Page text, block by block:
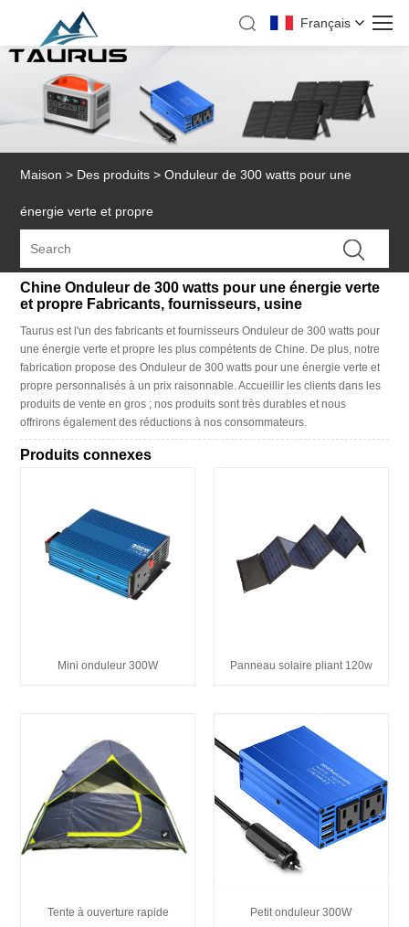
Français
Maison > Des produits > Onduleur de 300 watts pour une
énergie verte et propre
Chine Onduleur de 300 watts pour une énergie verte
et propre Fabricants, fournisseurs, usine
Taurus est l'un des fabricants et fournisseurs Onduleur de 300 watts pour
une énergie verte et propre les plus compétents de Chine. De plus, notre
fabrication propose des Onduleur de 300 watts pour une énergie verte et
propre personnalisés à un prix raisonnable. Accueillir les clients dans les
produits de vente en gros ; nos produits sont très durables et nous
offrirons également des réductions à nos consommateurs.
Produits connexes
Mini onduleur 300W Panneau solaire pliant 120w
Tente à ouverture rapide
Petit onduleur 300W